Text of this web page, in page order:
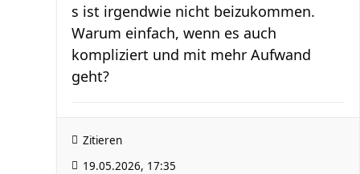
s ist irgendwie nicht beizukommen.
Warum einfach, wenn es auch
kompliziert und mit mehr Aufwand
geht?
Zitieren
19.05.2026, 17:35